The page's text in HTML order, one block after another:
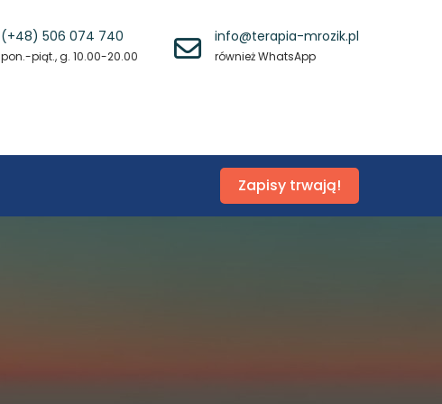
(+48) 506 074 740
pon.-piąt., g. 10.00-20.00
info@terapia-mrozik.pl
również WhatsApp
Zapisy trwają!